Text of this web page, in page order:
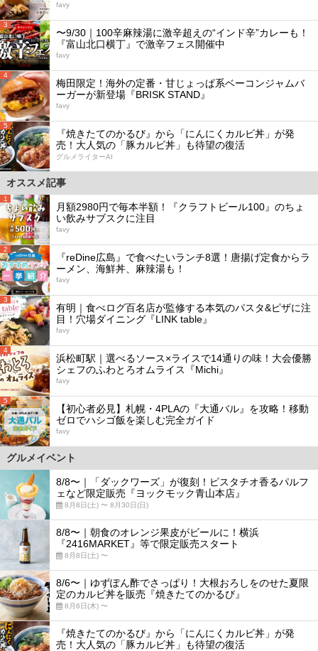
favy
3
〜9/30｜100辛麻辣湯に激辛超えの“インド辛”カレーも！
『富山北口横丁』で激辛フェス開催中
favy
4
梅田限定！海外の定番・甘じょっぱ系ベーコンジャムバ
ーガーが新登場『BRISK STAND』
favy
5
『焼きたてのかるび』から「にんにくカルビ丼」が発
売！大人気の「豚カルビ丼」も待望の復活
グルメライターAI
オススメ記事
1
月額2980円で毎本半額！『クラフトビール100』のちょ
い飲みサブスクに注目
favy
2
『reDine広島』で食べたいランチ8選！唐揚げ定食からラ
ーメン、海鮮丼、麻辣湯も！
favy
3
有明｜食べログ百名店が監修する本気のパスタ&ピザに注
目！穴場ダイニング『LINK table』
favy
4
浜松町駅｜選べるソース×ライスで14通りの味！大会優勝
シェフのふわとろオムライス『Michi』
favy
5
【初心者必見】札幌・4PLAの『大通バル』を攻略！移動
ゼロでハシゴ飯を楽しむ完全ガイド
favy
グルメイベント
8/8〜｜「ダックワーズ」が復刻！ピスタチオ香るパルフ
ェなど限定販売『ヨックモック青山本店』
8月8日(土) 〜 8月30日(日)
8/8〜｜朝食のオレンジ果皮がビールに！横浜
『2416MARKET』等で限定販売スタート
8月8日(土) 〜
8/6〜｜ゆずぽん酢でさっぱり！大根おろしをのせた夏限
定のカルビ丼を販売『焼きたてのかるび』
8月6日(木) 〜
『焼きたてのかるび』から「にんにくカルビ丼」が発
売！大人気の「豚カルビ丼」も待望の復活